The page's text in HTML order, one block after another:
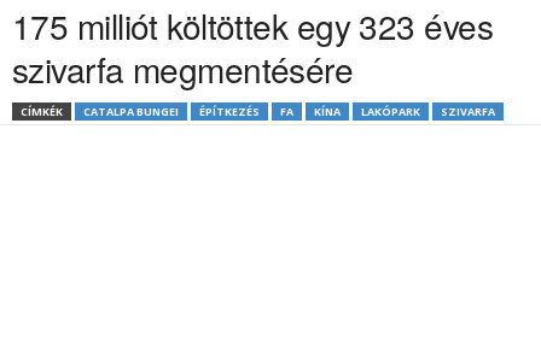
175 milliót költöttek egy 323 éves
szivarfa megmentésére
CÍMKÉK CATALPA BUNGEI ÉPÍTKEZÉS FA KÍNA LAKÓPARK SZIVARFA